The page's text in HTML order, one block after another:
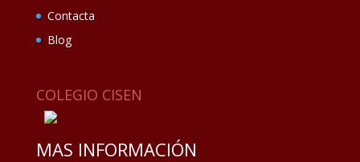
Contacta
Blog
COLEGIO CISEN
MAS INFORMACIÓN